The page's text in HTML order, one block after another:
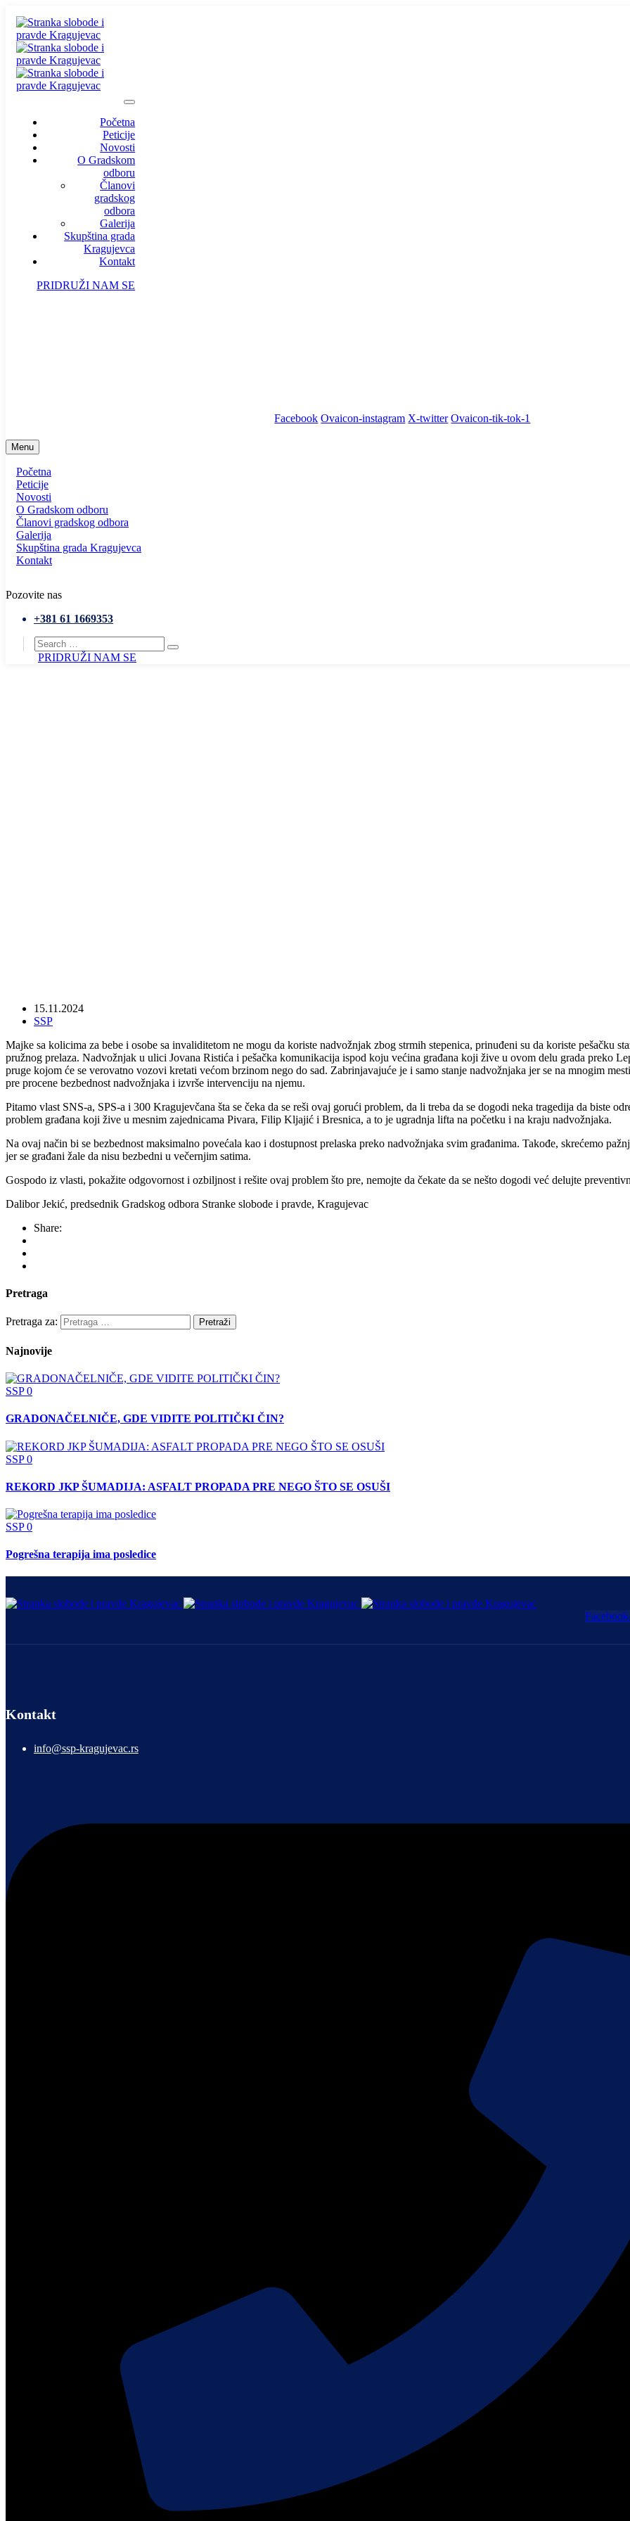
Početna
Peticije
Novosti
O Gradskom
odboru
Članovi
gradskog
odbora
Galerija
Skupština grada
Kragujevca
Kontakt
PRIDRUŽI NAM SE
Facebook Ovaicon-instagram X-twitter Ovaicon-tik-tok-1
Menu
Početna
Peticije
Novosti
O Gradskom odboru
Članovi gradskog odbora
Galerija
Skupština grada Kragujevca
Kontakt
Pozovite nas
+381 61 1669353
PRIDRUŽI NAM SE
15.11.2024
SSP
Majke sa kolicima za bebe i osobe sa invaliditetom ne mogu da koriste nadvožnjak zbog strmih stepenica, prinuđeni su da koriste pešačku
pružnog prelaza. Nadvožnjak u ulici Jovana Ristića i pešačka komunikacija ispod koju većina građana koji žive u ovom delu grada preko
pruge kojom će se verovatno vozovi kretati većom brzinom nego do sad. Zabrinjavajuće je i samo stanje nadvožnjaka jer se na mnogim
pre procene bezbednost nadvožnjaka i izvrše intervenciju na njemu.
Pitamo vlast SNS-a, SPS-a i 300 Kragujevčana šta se čeka da se reši ovaj gorući problem, da li treba da se dogodi neka tragedija da biste
problem građana koji žive u mesnim zajednicama Pivara, Filip Kljajić i Bresnica, a to je ugradnja lifta na početku i na kraju nadvožnjaka.
Na ovaj način bi se bezbednost maksimalno povećala kao i dostupnost prelaska preko nadvožnjaka svim građanima. Takođe, skrećemo
jer se građani žale da nisu bezbedni u večernjim satima.
Gospodo iz vlasti, pokažite odgovornost i ozbiljnost i rešite ovaj problem što pre, nemojte da čekate da se nešto dogodi već delujte
Dalibor Jekić, predsednik Gradskog odbora Stranke slobode i pravde, Kragujevac
Share:
Pretraga
Pretraga za:
Najnovije
SSP0
GRADONAČELNIČE, GDE VIDITE POLITIČKI ČIN?
SSP0
REKORD JKP ŠUMADIJA: ASFALT PROPADA PRE NEGO ŠTO SE OSUŠI
SSP0
Pogrešna terapija ima posledice
Kontakt
info@ssp-kragujevac.rs